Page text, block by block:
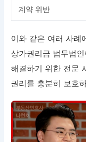
계약 위반
이와 같은 여러 사례
상가권리금 법무법
해결하기 위한 전문
권리를 충분히 보호